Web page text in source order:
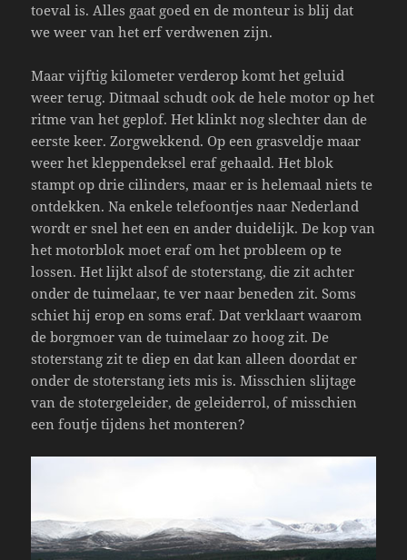
toeval is. Alles gaat goed en de monteur is blij dat
we weer van het erf verdwenen zijn.
Maar vijftig kilometer verderop komt het geluid
weer terug. Ditmaal schudt ook de hele motor op het
ritme van het geplof. Het klinkt nog slechter dan de
eerste keer. Zorgwekkend. Op een grasveldje maar
weer het kleppendeksel eraf gehaald. Het blok
stampt op drie cilinders, maar er is helemaal niets te
ontdekken. Na enkele telefoontjes naar Nederland
wordt er snel het een en ander duidelijk. De kop van
het motorblok moet eraf om het probleem op te
lossen. Het lijkt alsof de stoterstang, die zit achter
onder de tuimelaar, te ver naar beneden zit. Soms
schiet hij erop en soms eraf. Dat verklaart waarom
de borgmoer van de tuimelaar zo hoog zit. De
stoterstang zit te diep en dat kan alleen doordat er
onder de stoterstang iets mis is. Misschien slijtage
van de stotergeleider, de geleiderrol, of misschien
een foutje tijdens het monteren?